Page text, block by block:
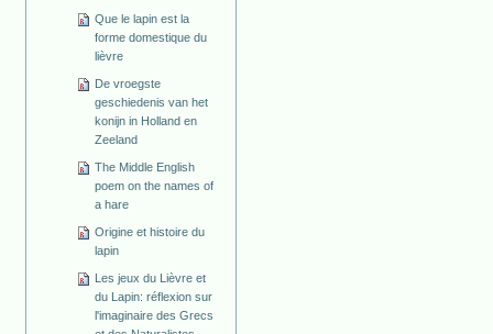
Que le lapin est la
forme domestique du
lièvre
De vroegste
geschiedenis van het
konijn in Holland en
Zeeland
The Middle English
poem on the names of
a hare
Origine et histoire du
lapin
Les jeux du Lièvre et
du Lapin: réflexion sur
l'imaginaire des Grecs